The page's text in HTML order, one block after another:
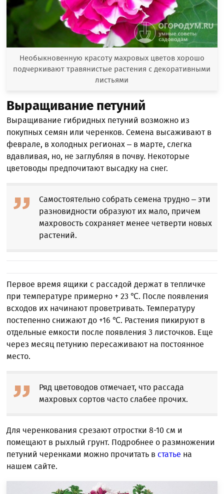
Необыкновенную красоту махровых цветов хорошо
подчеркивают травянистые растения с декоративными
листьями
Выращивание петуний
Выращивание гибридных петуний возможно из
покупных семян или черенков. Семена высаживают в
феврале, в холодных регионах – в марте, слегка
вдавливая, но, не заглубляя в почву. Некоторые
цветоводы предпочитают высадку на снег.
Самостоятельно собрать семена трудно – эти
разновидности образуют их мало, причем
махровость сохраняет менее четверти новых
растений.
Первое время ящики с рассадой держат в тепличке
при температуре примерно + 23 ℃. После появления
всходов их начинают проветривать. Температуру
постепенно снижают до +16 ℃. Растения пикируют в
отдельные емкости после появления 3 листочков. Еще
через месяц петунию пересаживают на постоянное
место.
Ряд цветоводов отмечает, что рассада
махровых сортов часто слабее прочих.
Для черенкования срезают отростки 8-10 см и
помещают в рыхлый грунт. Подробнее о размножении
петуний черенками можно прочитать в статье на
нашем сайте.